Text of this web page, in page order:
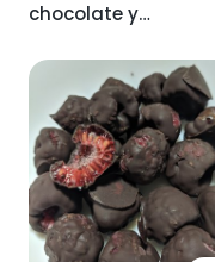
chocolate y